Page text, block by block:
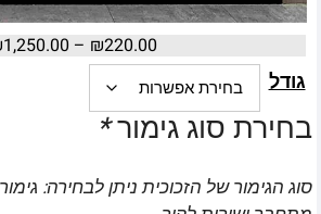
₪220.00
–
1,250.00
גודל
בחירת סוג גימור*
סוג הגימור של הזכוכית ניתן לבחירה: